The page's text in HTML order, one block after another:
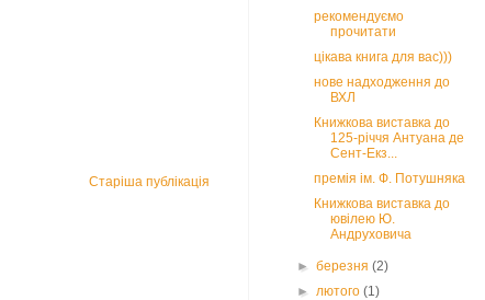
Старіша публікація
рекомендуємо
прочитати
цікава книга для вас)))
нове надходження до
ВХЛ
Книжкова виставка до
125-річчя Антуана де
Сент-Екз...
премія ім. Ф. Потушняка
Книжкова виставка до
ювілею Ю.
Андруховича
►березня(2)
►лютого(1)